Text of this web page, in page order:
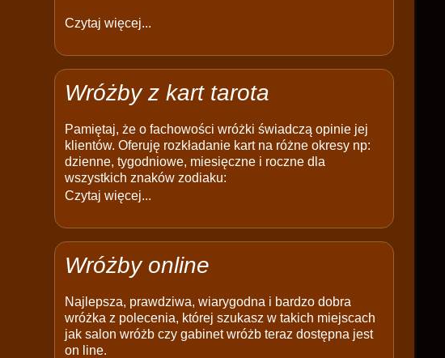
Czytaj więcej...
Wróżby z kart tarota
Pamiętaj, że o fachowości wróżki świadczą opinie jej
klientów. Oferuję rozkładanie kart na różne okresy np:
dzienne, tygodniowe, miesięczne i roczne dla
wszystkich znaków zodiaku:
Czytaj więcej...
Wróżby online
Najlepsza, prawdziwa, wiarygodna i bardzo dobra
wróżka z polecenia, której szukasz w takich miejscach
jak salon wróżb czy gabinet wróżb teraz dostępna jest
on line.